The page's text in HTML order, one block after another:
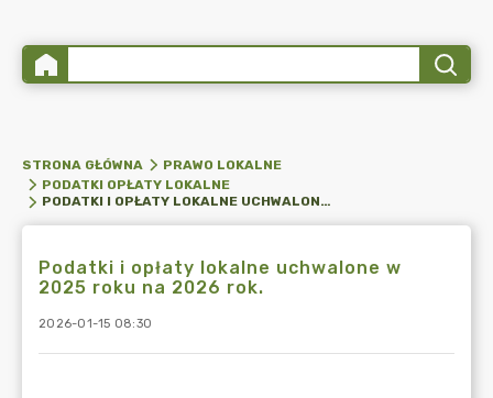
STRONA GŁÓWNA
PRAWO LOKALNE
PODATKI OPŁATY LOKALNE
PODATKI I OPŁATY LOKALNE UCHWALONE W 2025 ROKU NA 2026 ROK.
Podatki i opłaty lokalne uchwalone w
2025 roku na 2026 rok.
2026-01-15 08:30